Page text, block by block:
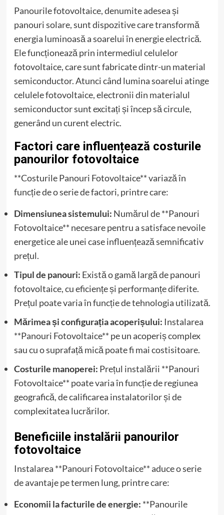
Panourile fotovoltaice, denumite adesea și
panouri solare, sunt dispozitive care transformă
energia luminoasă a soarelui în energie electrică.
Ele funcționează prin intermediul celulelor
fotovoltaice, care sunt fabricate dintr-un material
semiconductor. Atunci când lumina soarelui atinge
celulele fotovoltaice, electronii din materialul
semiconductor sunt excitați și încep să circule,
generând un curent electric.
Factori care influențează costurile
panourilor fotovoltaice
**Costurile Panouri Fotovoltaice** variază în
funcție de o serie de factori, printre care:
Dimensiunea sistemului: Numărul de **Panouri
Fotovoltaice** necesare pentru a satisface nevoile
energetice ale unei case influențează semnificativ
prețul.
Tipul de panouri: Există o gamă largă de panouri
fotovoltaice, cu eficiențe și performanțe diferite.
Prețul poate varia în funcție de tehnologia utilizată.
Mărimea și configurația acoperișului: Instalarea
**Panouri Fotovoltaice** pe un acoperiș complex
sau cu o suprafață mică poate fi mai costisitoare.
Costurile manoperei: Prețul instalării **Panouri
Fotovoltaice** poate varia în funcție de regiunea
geografică, de calificarea instalatorilor și de
complexitatea lucrărilor.
Beneficiile instalării panourilor
fotovoltaice
Instalarea **Panouri Fotovoltaice** aduce o serie
de avantaje pe termen lung, printre care:
Economii la facturile de energie: **Panourile